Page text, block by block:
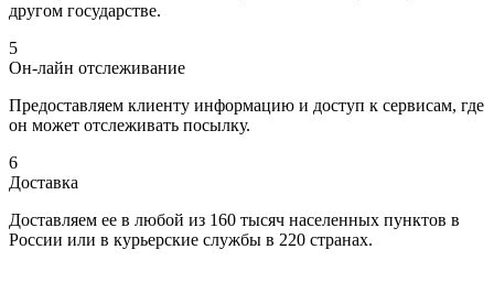
другом государстве.
5
Он-лайн отслеживание
Предоставляем клиенту информацию и доступ к сервисам, где
он может отслеживать посылку.
6
Доставка
Доставляем ее в любой из 160 тысяч населенных пунктов в
России или в курьерские службы в 220 странах.